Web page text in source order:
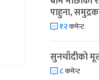
३
मंगल
४
५
पाहुना,
१२कमेन्ट
सुनचाँदीको
८कमेन्ट